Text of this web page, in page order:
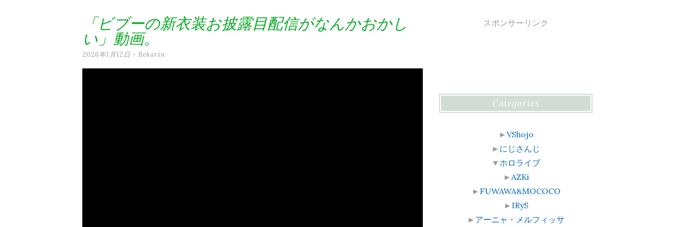
ツ
「ビブーの新衣装お披露目配信がなんかおかし
い」動画。
2026年1月12日 - Bekarin
スポンサーリンク
Categories
►VShojo
► にじさんじ
▼ ホロライブ
► AZKi
► FUWAWA&MOCOCO
► IRyS
► アーニャ・メルフィッサ